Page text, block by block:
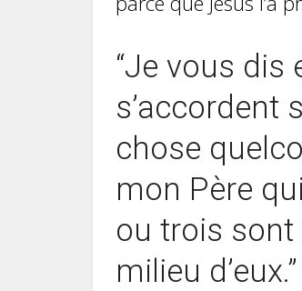
“Je vous dis
s’accordent
chose
mon Père
ou trois
milieu